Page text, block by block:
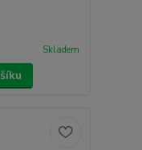
Skladem